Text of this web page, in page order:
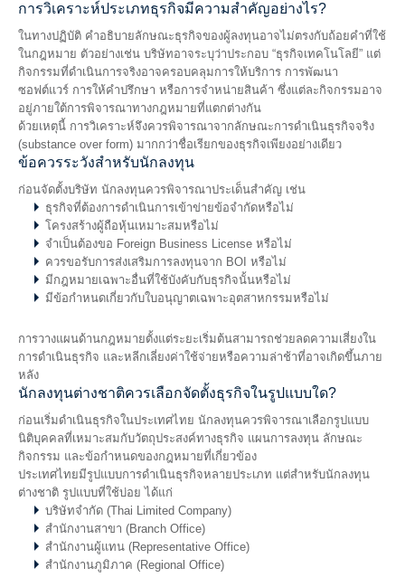
การวิเคราะห์ประเภทธุรกิจมีความสำคัญอย่างไร?
ในทางปฏิบัติ คำอธิบายลักษณะธุรกิจของผู้ลงทุนอาจไม่ตรงกับถ้อยคำที่ใช้
ในกฎหมาย ตัวอย่างเช่น บริษัทอาจระบุว่าประกอบ “ธุรกิจเทคโนโลยี” แต่
กิจกรรมที่ดำเนินการจริงอาจครอบคลุมการให้บริการ การพัฒนา
ซอฟต์แวร์ การให้คำปรึกษา หรือการจำหน่ายสินค้า ซึ่งแต่ละกิจกรรมอาจ
อยู่ภายใต้การพิจารณาทางกฎหมายที่แตกต่างกัน
ด้วยเหตุนี้ การวิเคราะห์จึงควรพิจารณาจากลักษณะการดำเนินธุรกิจจริง
(substance over form) มากกว่าชื่อเรียกของธุรกิจเพียงอย่างเดียว
ข้อควรระวังสำหรับนักลงทุน
ก่อนจัดตั้งบริษัท นักลงทุนควรพิจารณาประเด็นสำคัญ เช่น
ธุรกิจที่ต้องการดำเนินการเข้าข่ายข้อจำกัดหรือไม่
โครงสร้างผู้ถือหุ้นเหมาะสมหรือไม่
จำเป็นต้องขอ Foreign Business License หรือไม่
ควรขอรับการส่งเสริมการลงทุนจาก BOI หรือไม่
มีกฎหมายเฉพาะอื่นที่ใช้บังคับกับธุรกิจนั้นหรือไม่
มีข้อกำหนดเกี่ยวกับใบอนุญาตเฉพาะอุตสาหกรรมหรือไม่
การวางแผนด้านกฎหมายตั้งแต่ระยะเริ่มต้นสามารถช่วยลดความเสี่ยงใน
การดำเนินธุรกิจ และหลีกเลี่ยงค่าใช้จ่ายหรือความล่าช้าที่อาจเกิดขึ้นภาย
หลัง
นักลงทุนต่างชาติควรเลือกจัดตั้งธุรกิจในรูปแบบใด?
ก่อนเริ่มดำเนินธุรกิจในประเทศไทย นักลงทุนควรพิจารณาเลือกรูปแบบ
นิติบุคคลที่เหมาะสมกับวัตถุประสงค์ทางธุรกิจ แผนการลงทุน ลักษณะ
กิจกรรม และข้อกำหนดของกฎหมายที่เกี่ยวข้อง
ประเทศไทยมีรูปแบบการดำเนินธุรกิจหลายประเภท แต่สำหรับนักลงทุน
ต่างชาติ รูปแบบที่ใช้บ่อย ได้แก่
บริษัทจำกัด (Thai Limited Company)
สำนักงานสาขา (Branch Office)
สำนักงานผู้แทน (Representative Office)
สำนักงานภูมิภาค (Regional Office)